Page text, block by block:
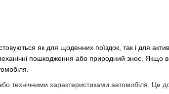
як для щоденних поїздок, так і для
пошкодження або природний знос. Якщо
технічними характеристиками автомобіля. Це